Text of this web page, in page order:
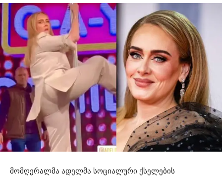
მომღერალმა ადელმა სოციალური ქსელების